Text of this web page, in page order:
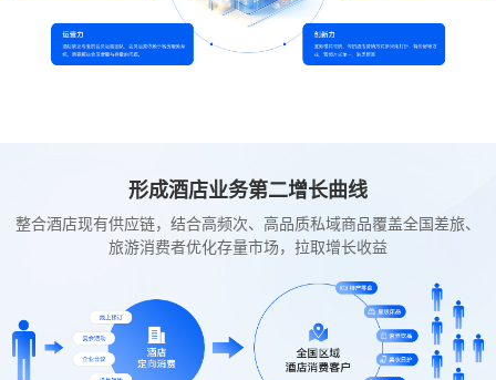
形成酒店业务第二增长曲线
整合酒店现有供应链，结合高频次、高品质私域商品覆盖全国差旅、
旅游消费者优化存量市场，拉取增长收益